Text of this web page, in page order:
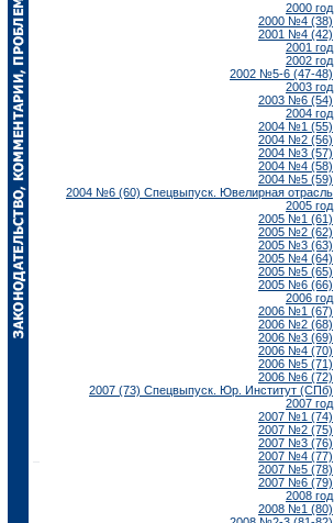
2000 год
2000 №4 (38)
2001 №4 (42)
2001 год
2002 год
2002 №5-6 (47-48)
2003 год
2003 №6 (54)
2004 год
2004 №1 (55)
2004 №2 (56)
2004 №3 (57)
2004 №4 (58)
2004 №5 (59)
2004 №6 (60) Спецвыпуск. Ювелирная отрасль
2005 год
2005 №1 (61)
2005 №2 (62)
2005 №3 (63)
2005 №4 (64)
2005 №5 (65)
2005 №6 (66)
2006 год
2006 №1 (67)
2006 №2 (68)
2006 №3 (69)
2006 №4 (70)
2006 №5 (71)
2006 №6 (72)
2007 (73) Спецвыпуск. Юр. Институт (СПб)
2007 год
2007 №1 (74)
2007 №2 (75)
2007 №3 (76)
2007 №4 (77)
2007 №5 (78)
2007 №6 (79)
2008 год
2008 №1 (80)